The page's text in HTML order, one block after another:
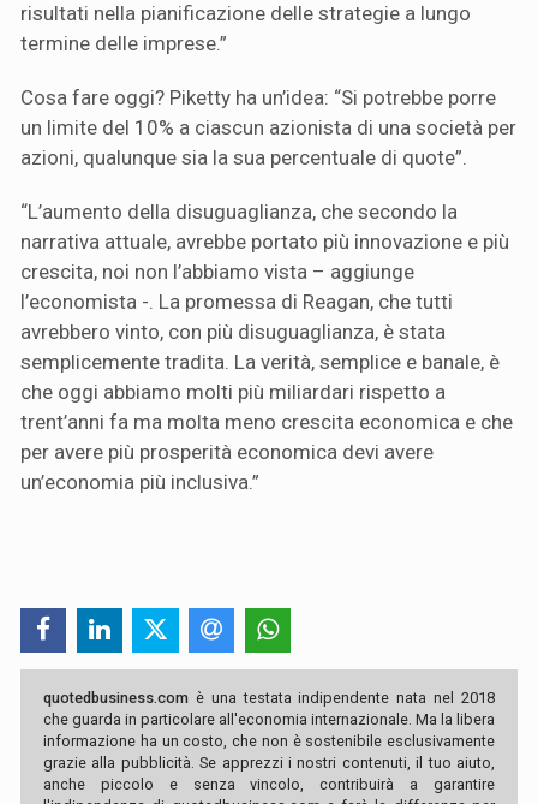
risultati nella pianificazione delle strategie a lungo
termine delle imprese.”
Cosa fare oggi? Piketty ha un’idea: “Si potrebbe porre
un limite del 10% a ciascun azionista di una società per
azioni, qualunque sia la sua percentuale di quote”.
“L’aumento della disuguaglianza, che secondo la
narrativa attuale, avrebbe portato più innovazione e più
crescita, noi non l’abbiamo vista – aggiunge
l’economista -. La promessa di Reagan, che tutti
avrebbero vinto, con più disuguaglianza, è stata
semplicemente tradita. La verità, semplice e banale, è
che oggi abbiamo molti più miliardari rispetto a
trent’anni fa ma molta meno crescita economica e che
per avere più prosperità economica devi avere
un’economia più inclusiva.”
quotedbusiness.com è una testata indipendente nata nel 2018
che guarda in particolare all'economia internazionale. Ma la libera
informazione ha un costo, che non è sostenibile esclusivamente
grazie alla pubblicità. Se apprezzi i nostri contenuti, il tuo aiuto,
anche piccolo e senza vincolo, contribuirà a garantire